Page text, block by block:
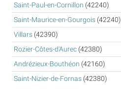
Saint-Paul-en-Cornillon (42240)
Saint-Maurice-en-Gourgois (42240)
Villars (42390)
Rozier-Côtes-d'Aurec (42380)
Andrézieux-Bouthéon (42160)
Saint-Nizier-de-Fornas (42380)